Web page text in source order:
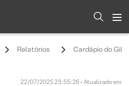
Relatórios Cardápio do
22/07/2025 23:55:26 • Atualizado em